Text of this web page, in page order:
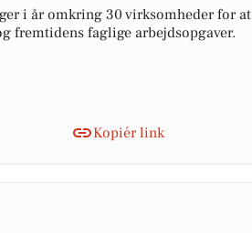
i år omkring 30 virksomheder for at
fremtidens faglige arbejdsopgaver.
Kopiér link